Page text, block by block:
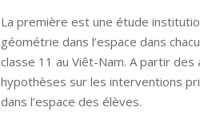
La première est une étude
géométrie dans l’espace dans
classe 11 au Viêt-Nam. A partir
hypothèses sur les interventions
dans l’espace des élèves.